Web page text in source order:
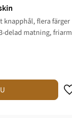
knapphål, flera färger
delad matning, friarm